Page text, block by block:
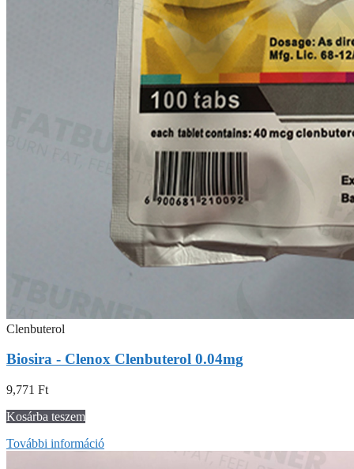
Clenbuterol
Biosira - Clenox Clenbuterol 0.04mg
9,771 Ft
Kosárba teszem
További információ